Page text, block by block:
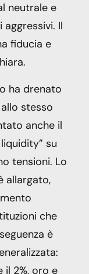
neutrale e
aggressivi. Il
fiducia e
ha drenato
stesso
anche il
su
tensioni. Lo
allargato,
che
è
il 2%, oro e